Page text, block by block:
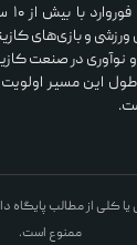
و بازی‌های
طول این مسیر
کلی از مطالب پایگاه
ممنوع است.